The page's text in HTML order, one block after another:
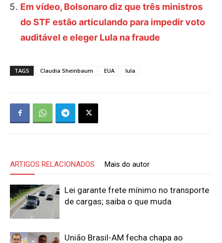
Em vídeo, Bolsonaro diz que três ministros
do STF estão articulando para impedir voto
auditável e eleger Lula na fraude
TAGS Claudia Sheinbaum EUA lula
ARTIGOS RELACIONADOS Mais do autor
Lei garante frete mínimo no transporte
de cargas; saiba o que muda
União Brasil-AM fecha chapa ao